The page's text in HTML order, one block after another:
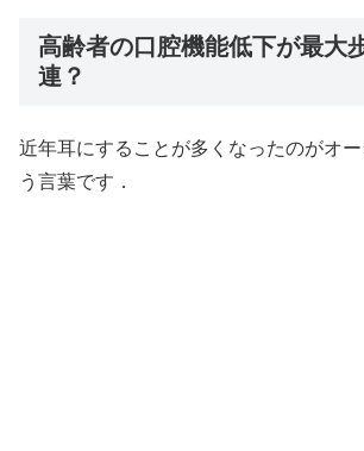
高齢者の口腔機能低下が最大
連？
近年耳にすることが多くなったのがオ
う言葉です．